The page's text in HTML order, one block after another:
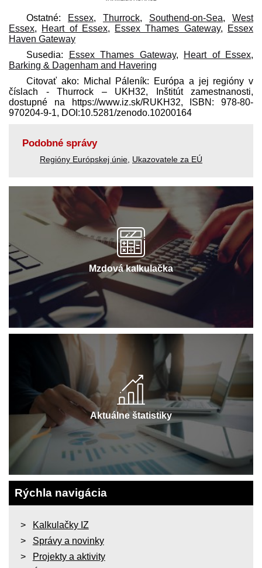
Ostatné: Essex, Thurrock, Southend-on-Sea, West
Essex, Heart of Essex, Essex Thames Gateway,
Essex
Haven Gateway
Susedia:
Essex Thames Gateway, Heart of Essex,
Barking & Dagenham and Havering
Citovať ako: Michal Páleník: Európa a jej regióny v
číslach - Thurrock – UKH32, Inštitút zamestnanosti,
dostupné na https://www.iz.sk/​RUKH32, ISBN: 978-80-
970204-9-1, DOI:10.5281/zenodo.10200164
Podobné správy
Regióny Európskej únie Ukazovatele za EÚ
Mzdová kalkulačka
Aktuálne štatistiky
Rýchla navigácia
Kalkulačky IZ
Správy a novinky
Projekty a aktivity